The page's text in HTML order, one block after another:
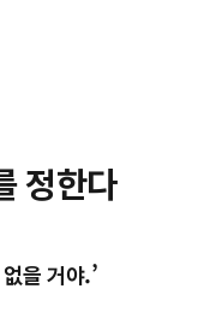
정한다
을 거야.’